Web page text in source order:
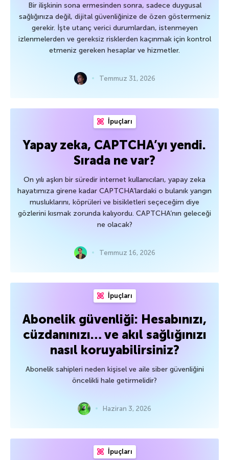
Bir ilişkinin sona ermesinden sonra, sadece duygusal
sağlığınıza değil, dijital güvenliğinize de özen göstermeniz
gerekir. İşte utanç verici durumlardan, istenmeyen
izlenmelerden ve gereksiz risklerden kaçınmak için kontrol
etmeniz gereken hesaplar ve hizmetler.
Temmuz 31, 2026
İpuçları
Yapay zeka, CAPTCHA’yı yendi.
Sırada ne var?
On yılı aşkın bir süredir internet kullanıcıları, yapay zeka
hayatımıza girene kadar CAPTCHA’lardaki o bulanık yangın
musluklarını, köprüleri ve bisikletleri seçeceğim diye
gözlerini kısmak zorunda kalıyordu. CAPTCHA’nın geleceği
ne olacak?
Temmuz 16, 2026
İpuçları
Abonelik güvenliği: Hesabınızı,
cüzdanınızı… ve akıl sağlığınızı
nasıl koruyabilirsiniz?
Abonelik sahipleri neden kişisel ve aile siber güvenliğini
öncelikli hale getirmelidir?
Haziran 3, 2026
İpuçları